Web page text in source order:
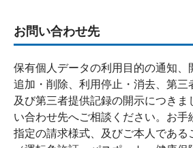
お問い合わせ先
保有個人データの利用目的の通知、
追加・削除、利用停止・消去、第三
及び第三者提供記録の開示につきま
い合わせ先へご相談ください。お手
指定の請求様式、及びご本人である